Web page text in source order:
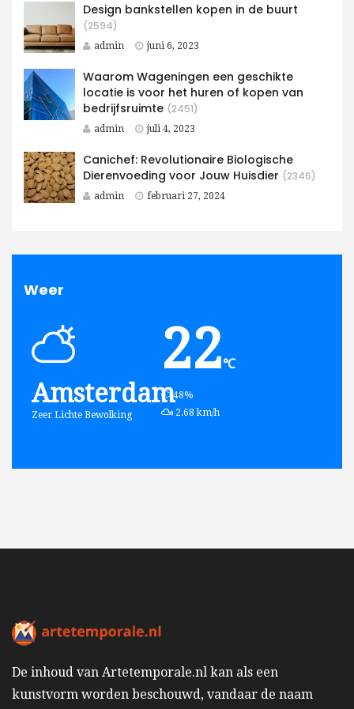
Design bankstellen kopen in de buurt
(2594)
admin juni 6, 2023
Waarom Wageningen een geschikte
locatie is voor het huren of kopen van
bedrijfsruimte (2451)
admin juli 4, 2023
Canichef: Revolutionaire Biologische
Dierenvoeding voor Jouw Huisdier (2346)
admin februari 27, 2024
Weer
Amsterdam
Zeer Lichte Bewolking
22℃
humidity:
48%
wind:
2.68 km/h
De inhoud van Artetemporale.nl kan als een
kunstvorm worden beschouwd, vandaar de naam